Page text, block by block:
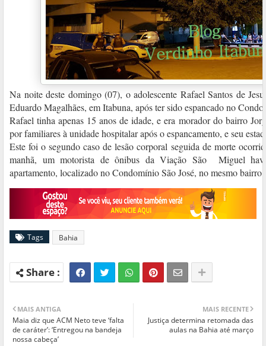
Na noite deste domingo (07), o adolescente Rafael Santos de
Eduardo Magalhães, em Itabuna, após ter sido espancado no
Rafael tinha apenas 15 anos de idade, e era morador do bairro
por familiares à unidade hospitalar após o espancamento, e seu
Este foi o segundo caso de lesão corporal seguida de morte
manhã, um motorista de ônibus da Viação São Miguel
apartamento, localizado no Condomínio São José, no mesmo
Tags Bahia
MAIS RECENTE
Justiça determina retomada das
aulas na Bahia até março
MAIS ANTIGA
Maia diz que ACM Neto teve ‘falta
de caráter’: ‘Entregou na bandeja
nossa cabeça’